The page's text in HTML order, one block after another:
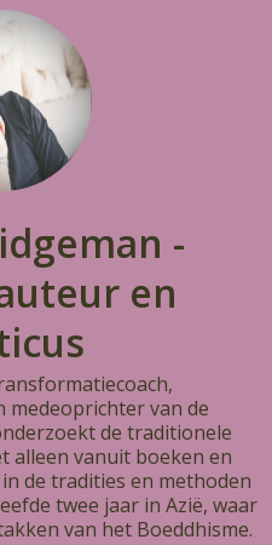
-
en
medeoprichter van de
de traditionele
alleen vanuit boeken en
de tradities en methoden
twee jaar in Azië, waar
van het Boeddhisme.